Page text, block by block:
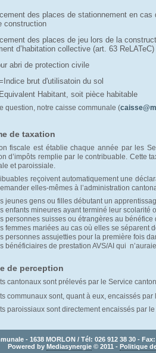
des places de stationnement en cas
construction
des places de jeu lors de la
d’habitation collective (art. 63 ReLATeC)
abri de protection civile
brut d'utilisatoin du sol
Habitant, soit pièce habitable
question, notre caisse communale (
de taxation
fiscale est établie chaque année par les
d’impôts remplie par le contribuable. Cette
et paroissiale.
reçoivent automatiquement une
elles-mêmes à l’administration
jeunes gens ou filles débutant un
enfants mineures ayant terminé leur scolarité
personnes suisses ou étrangères au bénéfice
femmes mariées au cas où elles se séparent
personnes assujetties pour la première fois
bénéficiaires de prestation AVS/AI qui
de perception
cantonaux sont prélevés par le Service
communaux sont, quant à eux, encaissés
paroissiaux sont directement encaissés par
- 1638 MORLON / Tél: 026 912 38 30 - Fax:
Powered by Mediasynergie © 2011 - Politique